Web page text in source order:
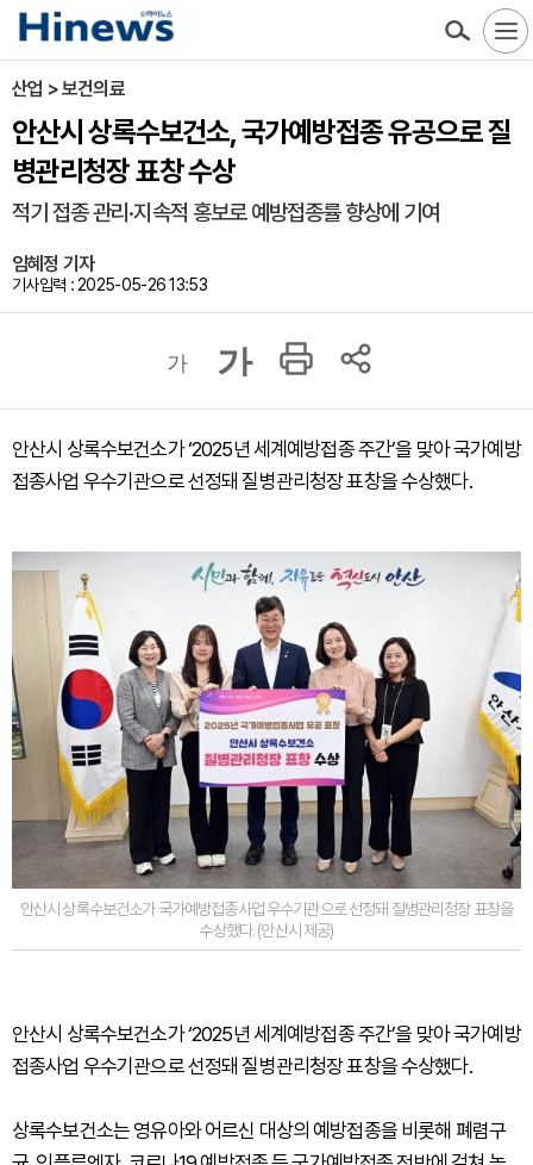
산업 > 보건의료
안산시 상록수보건소, 국가예방접종 유공으로 질
병관리청장 표창 수상
적기 접종 관리·지속적 홍보로 예방접종률 향상에 기여
임혜정 기자
기사입력 : 2025-05-26 13:53
가 가
안산시 상록수보건소가 ‘2025년 세계예방접종 주간’을 맞아 국가예방
접종사업 우수기관으로 선정돼 질병관리청장 표창을 수상했다.
안산시 상록수보건소가 국가예방접종사업 우수기관으로 선정돼 질병관리청장 표창을
수상했다. (안산시 제공)
안산시 상록수보건소가 ‘2025년 세계예방접종 주간’을 맞아 국가예방
접종사업 우수기관으로 선정돼 질병관리청장 표창을 수상했다.
상록수보건소는 영유아와 어르신 대상의 예방접종을 비롯해 폐렴구